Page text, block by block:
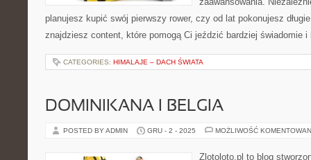
planujesz kupić swój pierwszy rower, czy od lat pokonujesz
znajdziesz content, które pomogą Ci jeździć bardziej świadomie
CATEGORIES: HIMALAJE – DACH ŚWIATA
DOMINIKANA I BELGIA
POSTED BY ADMIN GRU - 2 - 2025 MOŻLIWOŚĆ
Zlotoloto.pl to blog